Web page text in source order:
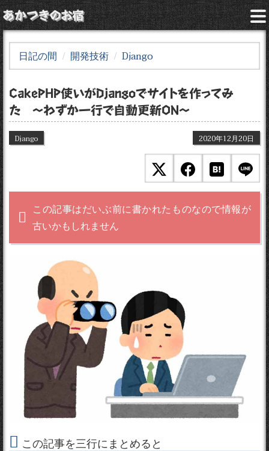
あかつきのお宿
日記の間 開発技術 Django
CakePHP使いがDjangoでサイトを作ってみ
た 〜わずか一行で自動更新ON〜
Django 2020年12月20日
この記事はだいぶ前に書かれたものなので情報が
古いかもしれません
この記事を三行にまとめると